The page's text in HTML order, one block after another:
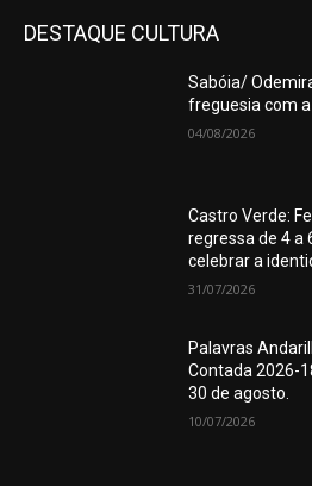
DESTAQUE CULTURA
Sabóia/
freguesia com
04/08/2026
Castro Verde:
regressa de 4 a
celebrar a
31/07/2026
Palavras
Contada 2026-
30 de agosto.
10/07/2026